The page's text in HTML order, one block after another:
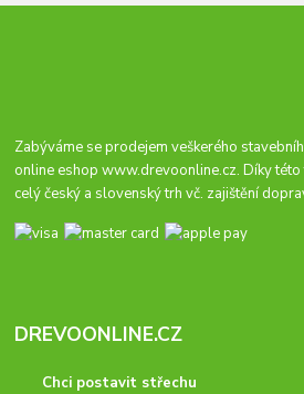
Zabýváme se prodejem veškerého
online eshopwww.drevoonline.cz. Díky
celý český a slovenský trh vč. zajištění
DREVOONLINE.CZ
Chci postavit střechu